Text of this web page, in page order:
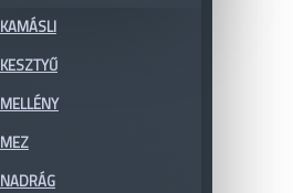
KAMÁSLI
KESZTYŰ
MELLÉNY
MEZ
NADRÁG